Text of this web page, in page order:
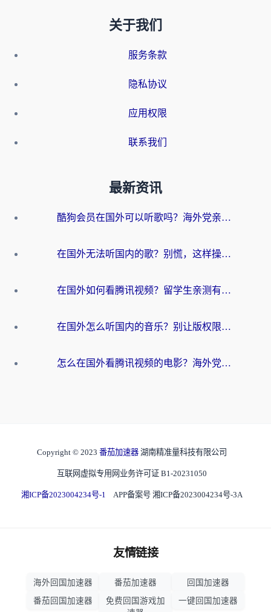
关于我们
服务条款
隐私协议
应用权限
联系我们
最新资讯
酷狗会员在国外可以听歌吗？海外党亲测有效：3步解决音乐权限难题
在国外无法听国内的歌？别慌，这样操作就能畅听QQ音乐（附亲测加速器推荐）
在国外如何看腾讯视频？留学生亲测有效的回国加速方案
在国外怎么听国内的音乐？别让版权限制断了你的华语歌单
怎么在国外看腾讯视频的电影？海外党亲测有效的回国加速指南
Copyright © 2023 番茄加速器 湖南精准量科技有限公司
互联网虚拟专用网业务许可证 B1-20231050
湘ICP备2023004234号-1 APP备案号 湘ICP备2023004234号-3A
友情链接
海外回国加速器 番茄加速器
回国加速器
番茄回国加速器
免费回国游戏加
一键回国加速器